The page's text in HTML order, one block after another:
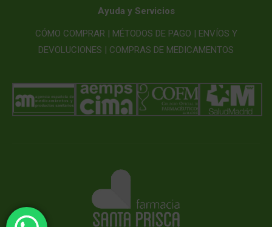
Ayuda y Servicios
CÓMO COMPRAR | MÉTODOS DE PAGO | ENVÍOS Y
DEVOLUCIONES | COMPRAS DE MEDICAMENTOS